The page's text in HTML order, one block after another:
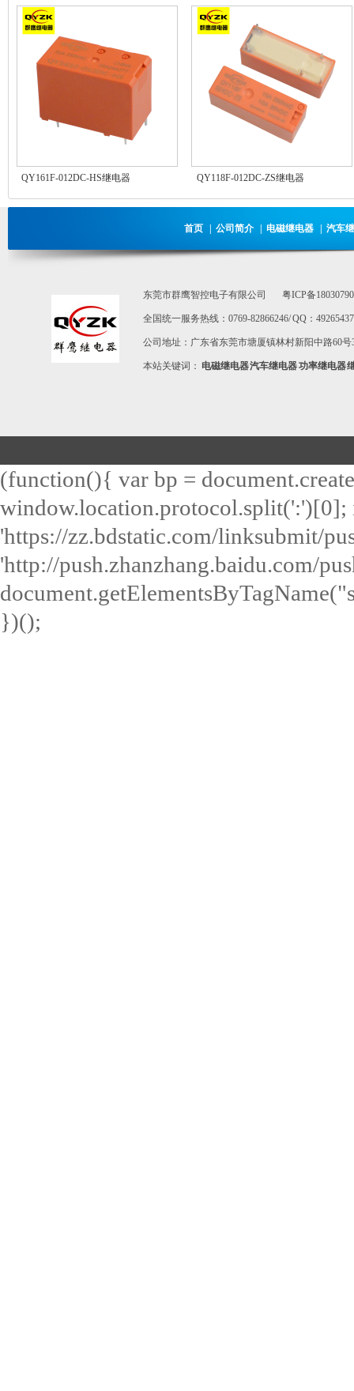
QY161F-012DC-HS继电器 QY118F-012DC-ZS继电器
首页 公司简介 电磁继电器 汽车
东莞市群鹰智控电子有限公司 粤ICP备
全国统一服务热线：0769-82866246/ QQ：
公司地址：广东省东莞市塘厦镇林村新阳中路60号
本站关键词： 电磁继电器汽车继电器功率继电器
(function(){ var bp =
'https://zz.bdstatic.com/linksubmit/
'http://push.zhanzhang.baidu.com/
})();